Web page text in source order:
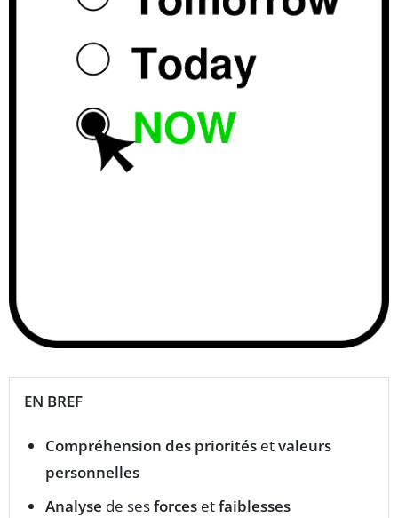
EN BREF
Compréhension des priorités etvaleurs
personnelles
Analyse de sesforces etfaiblesses